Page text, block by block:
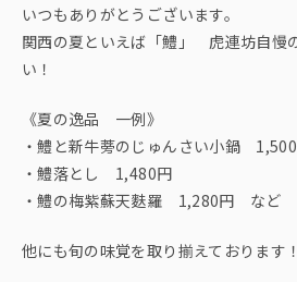
いつもありがとうございます。
関西の夏といえば「鱧」 虎連坊自慢
い！
《夏の逸品 一例》
・鱧と新牛蒡のじゅんさい小鍋
・鱧落とし 1,480円
・鱧の梅紫蘇天麩羅 1,280円 など
他にも旬の味覚を取り揃えております！